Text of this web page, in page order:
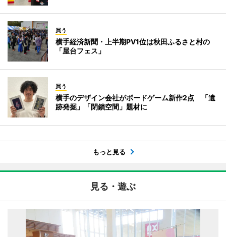
買う
横手経済新聞・上半期PV1位は秋田ふるさと村の
「屋台フェス」
買う
横手のデザイン会社がボードゲーム新作2点 「遺
跡発掘」「閉鎖空間」題材に
もっと見る
見る・遊ぶ